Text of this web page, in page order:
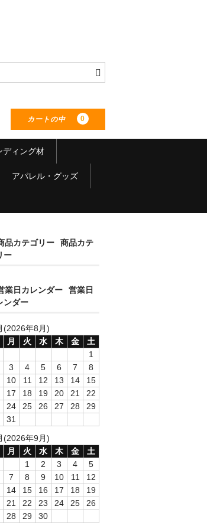
カートの中 0
ディング材
アパレル・グッズ
商品カテ
ー
営業日
ンダー
(2026年8月)
月 火 水 木 金
土
1
3 4 5 6 7
8
10 11 12 13 14
15
17 18 19 20 21
22
24 25 26 27 28
29
31
(2026年9月)
月 火 水 木 金
土
1
2 3 4
5
7 8 9 10 11
12
14 15 16 17 18
19
21 22 23 24 25
26
28 29 30